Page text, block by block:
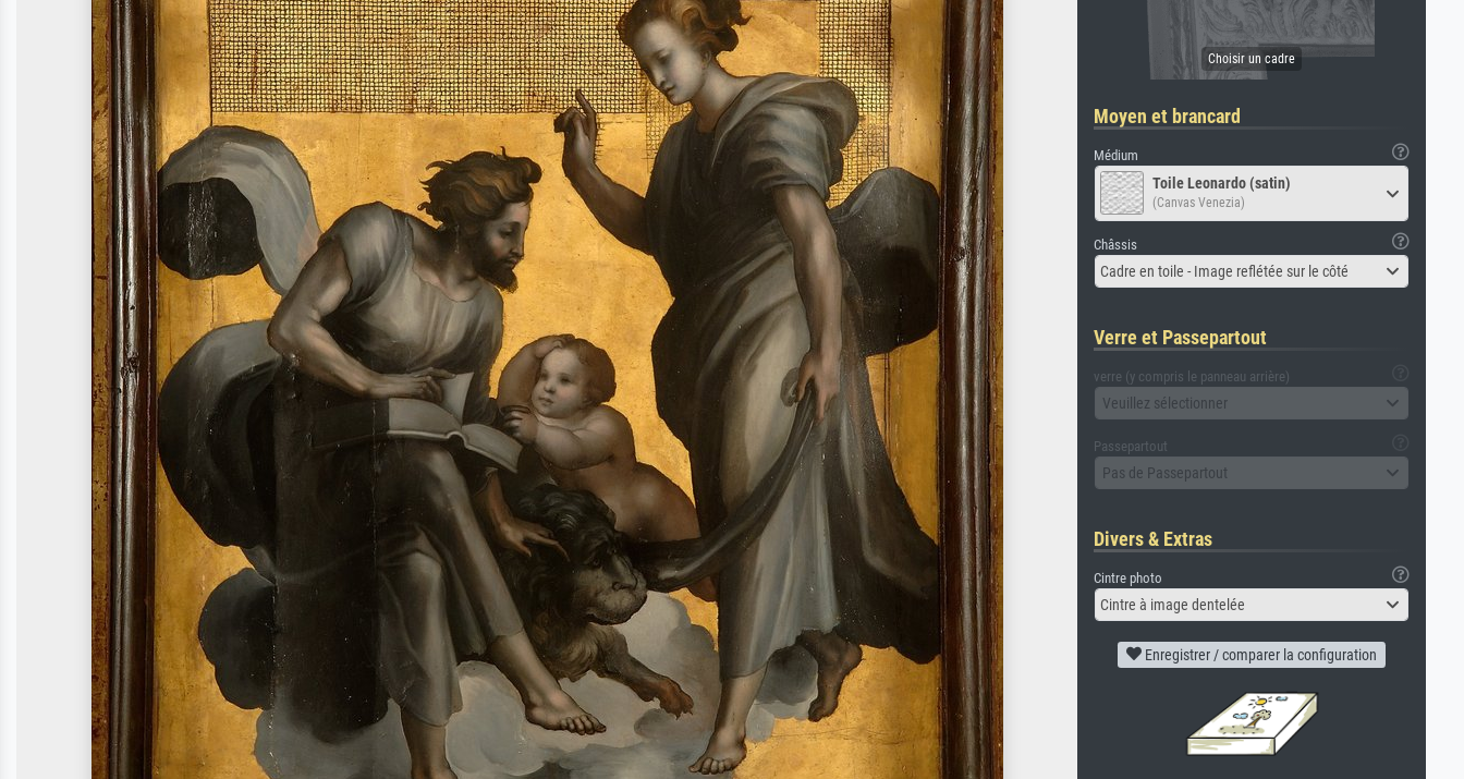
Moyen et brancard
Médium
Toile Leonardo (satin)
(Canvas Venezia)
Châssis
Cadre en toile - Image reflétée sur le côté
Verre et Passepartout
verre (y compris le panneau arrière)
Veuillez sélectionner
Passepartout
Pas de Passepartout
Divers & Extras
Cintre photo
Cintre à image dentelée
Enregistrer / comparer la configuration